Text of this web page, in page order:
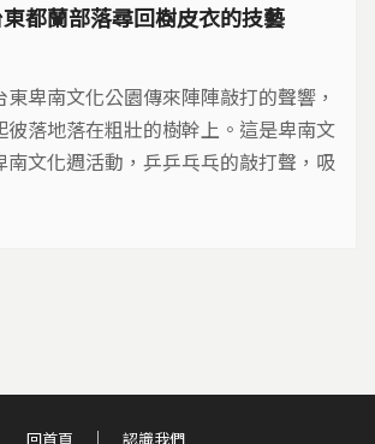
都蘭部落尋回樹皮衣的技藝
卑南文化公園傳來陣陣敲打的聲響，
彼落地落在粗壯的樹幹上。這是卑南文
南文化週活動，乒乒乓乓的敲打聲，吸
朋友們，跟著阿美族的阿公阿媽們一
製作樹皮衣的行列。
回首頁 認識我們